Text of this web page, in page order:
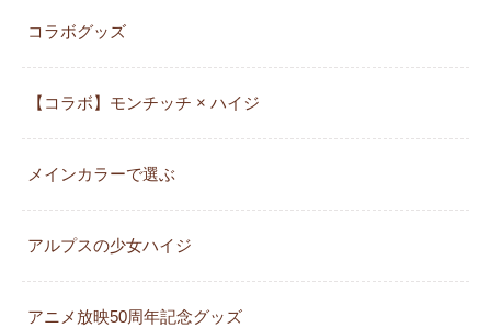
コラボグッズ
【コラボ】モンチッチ × ハイジ
メインカラーで選ぶ
アルプスの少女ハイジ
アニメ放映50周年記念グッズ